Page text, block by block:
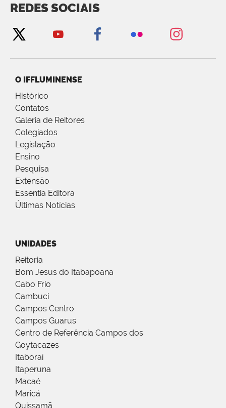
REDES SOCIAIS
O IFFLUMINENSE
Histórico
Contatos
Galeria de Reitores
Colegiados
Legislação
Ensino
Pesquisa
Extensão
Essentia Editora
Últimas Notícias
UNIDADES
Reitoria
Bom Jesus do Itabapoana
Cabo Frio
Cambuci
Campos Centro
Campos Guarus
Centro de Referência Campos dos
Goytacazes
Itaboraí
Itaperuna
Macaé
Maricá
Quissamã